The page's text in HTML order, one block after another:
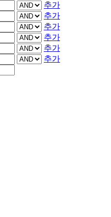
추가
추가
추가
추가
추가
추가